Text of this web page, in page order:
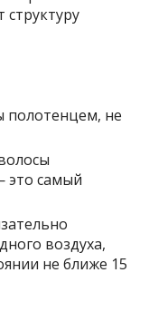
полотенцем, не
это самый
воздуха,
не ближе 15